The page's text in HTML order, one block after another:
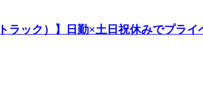
ラック）】日勤×土日祝休みでプ